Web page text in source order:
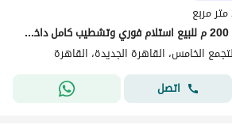
فرصة لا تُعوَّض الآن شقة 200 م للبيع استلام فوري وتشطيب كامل داخل كمبوند فيفث سكوير المراسم، الجولدن سكوير، التجمع الخامس القاهره الجديده 3 غرف
الخامس، القاهرة الجديدة، القاهرة
اتصل